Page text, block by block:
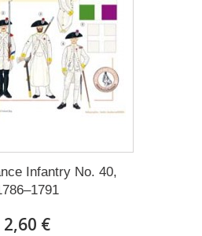
Infantry No. 40,
2,60 €